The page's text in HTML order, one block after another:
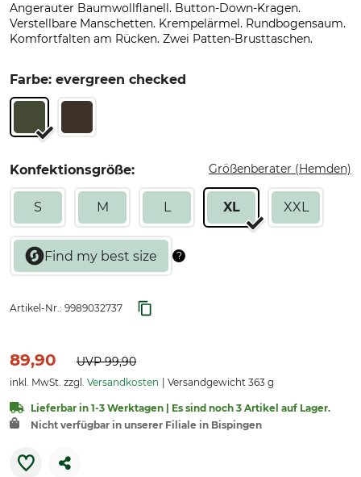
Angerauter Baumwollflanell. Button-Down-Kragen.
Verstellbare Manschetten. Krempelärmel. Rundbogensaum.
Komfortfalten am Rücken. Zwei Patten-Brusttaschen.
Farbe: evergreen checked
Konfektionsgröße: Größenberater (Hemden)
S M L XL XXL
Artikel-Nr.: 9989032737
89,90 UVP99,90
inkl. MwSt. zzgl. Versandkosten Versandgewicht 363 g
Lieferbar in 1-3 Werktagen | Es sind noch 3 Artikel auf Lager.
Nicht verfügbar in unserer Filiale in Bispingen